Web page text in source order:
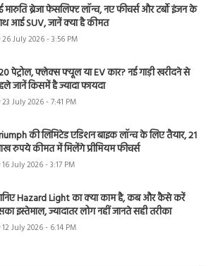
मारुति ब्रेजा फेसलिफ्ट लॉन्च, नए फीचर्स और टर्बो इंजन के
आई SUV, जानें क्या है कीमत
26 July 2026 - 3:56 PM
पेट्रोल, फ्लेक्स फ्यूल या EV कार? नई गाड़ी खरीदने से
जानें किसमें है ज्यादा फायदा
23 July 2026 - 7:41 PM
की लिमिटेड एडिशन बाइक लॉन्च के लिए तैयार, 21
रुपये कीमत में मिलेंगे प्रीमियम फीचर्स
16 July 2026 - 3:17 PM
Hazard Light का क्या काम है, कब और कैसे करें
इस्तेमाल, ज्यादातर लोग नहीं जानते सही तरीका
12 July 2026 - 6:14 PM